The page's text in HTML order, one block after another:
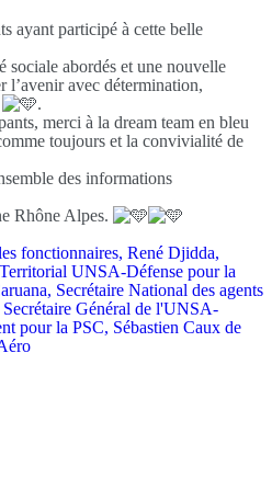
ayant participé à cette belle
sociale abordés et une nouvelle
l’avenir avec détermination,
.
merci à la dream team en bleu
toujours et la convivialité de
des informations
Rhône Alpes.
fonctionnaires, René Djidda,
UNSA-Défense pour la
Secrétaire National des agents
Général de l'UNSA-
pour la PSC, Sébastien Caux de